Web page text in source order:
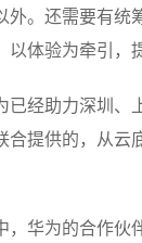
外。还需要有统
以体验为牵引，
已经助力深圳、
合提供的，从云
，华为的合作伙